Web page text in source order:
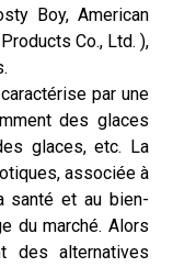
Boy, American
Co., Ltd. ),
par une
des glaces
glaces, etc. La
associée à
santé et au bien-
du marché. Alors
des alternatives